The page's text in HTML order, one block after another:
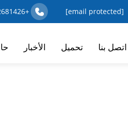
[email protected]
+8613622681426
الأخبار تحميل اتصل بنا